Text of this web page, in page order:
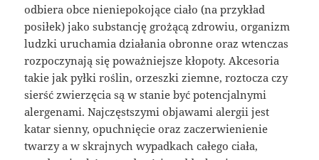
odbiera obce nieniepokojące ciało (na przykład
posiłek) jako substancję grożącą zdrowiu, organizm
ludzki uruchamia działania obronne oraz wtenczas
rozpoczynają się poważniejsze kłopoty. Akcesoria
takie jak pyłki roślin, orzeszki ziemne, roztocza czy
sierść zwierzęcia są w stanie być potencjalnymi
alergenami. Najczęstszymi objawami alergii jest
katar sienny, opuchnięcie oraz zaczerwienienie
twarzy a w skrajnych wypadkach całego ciała,